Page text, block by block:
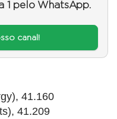
1 pelo WhatsApp.
canal!
41.160
41.209